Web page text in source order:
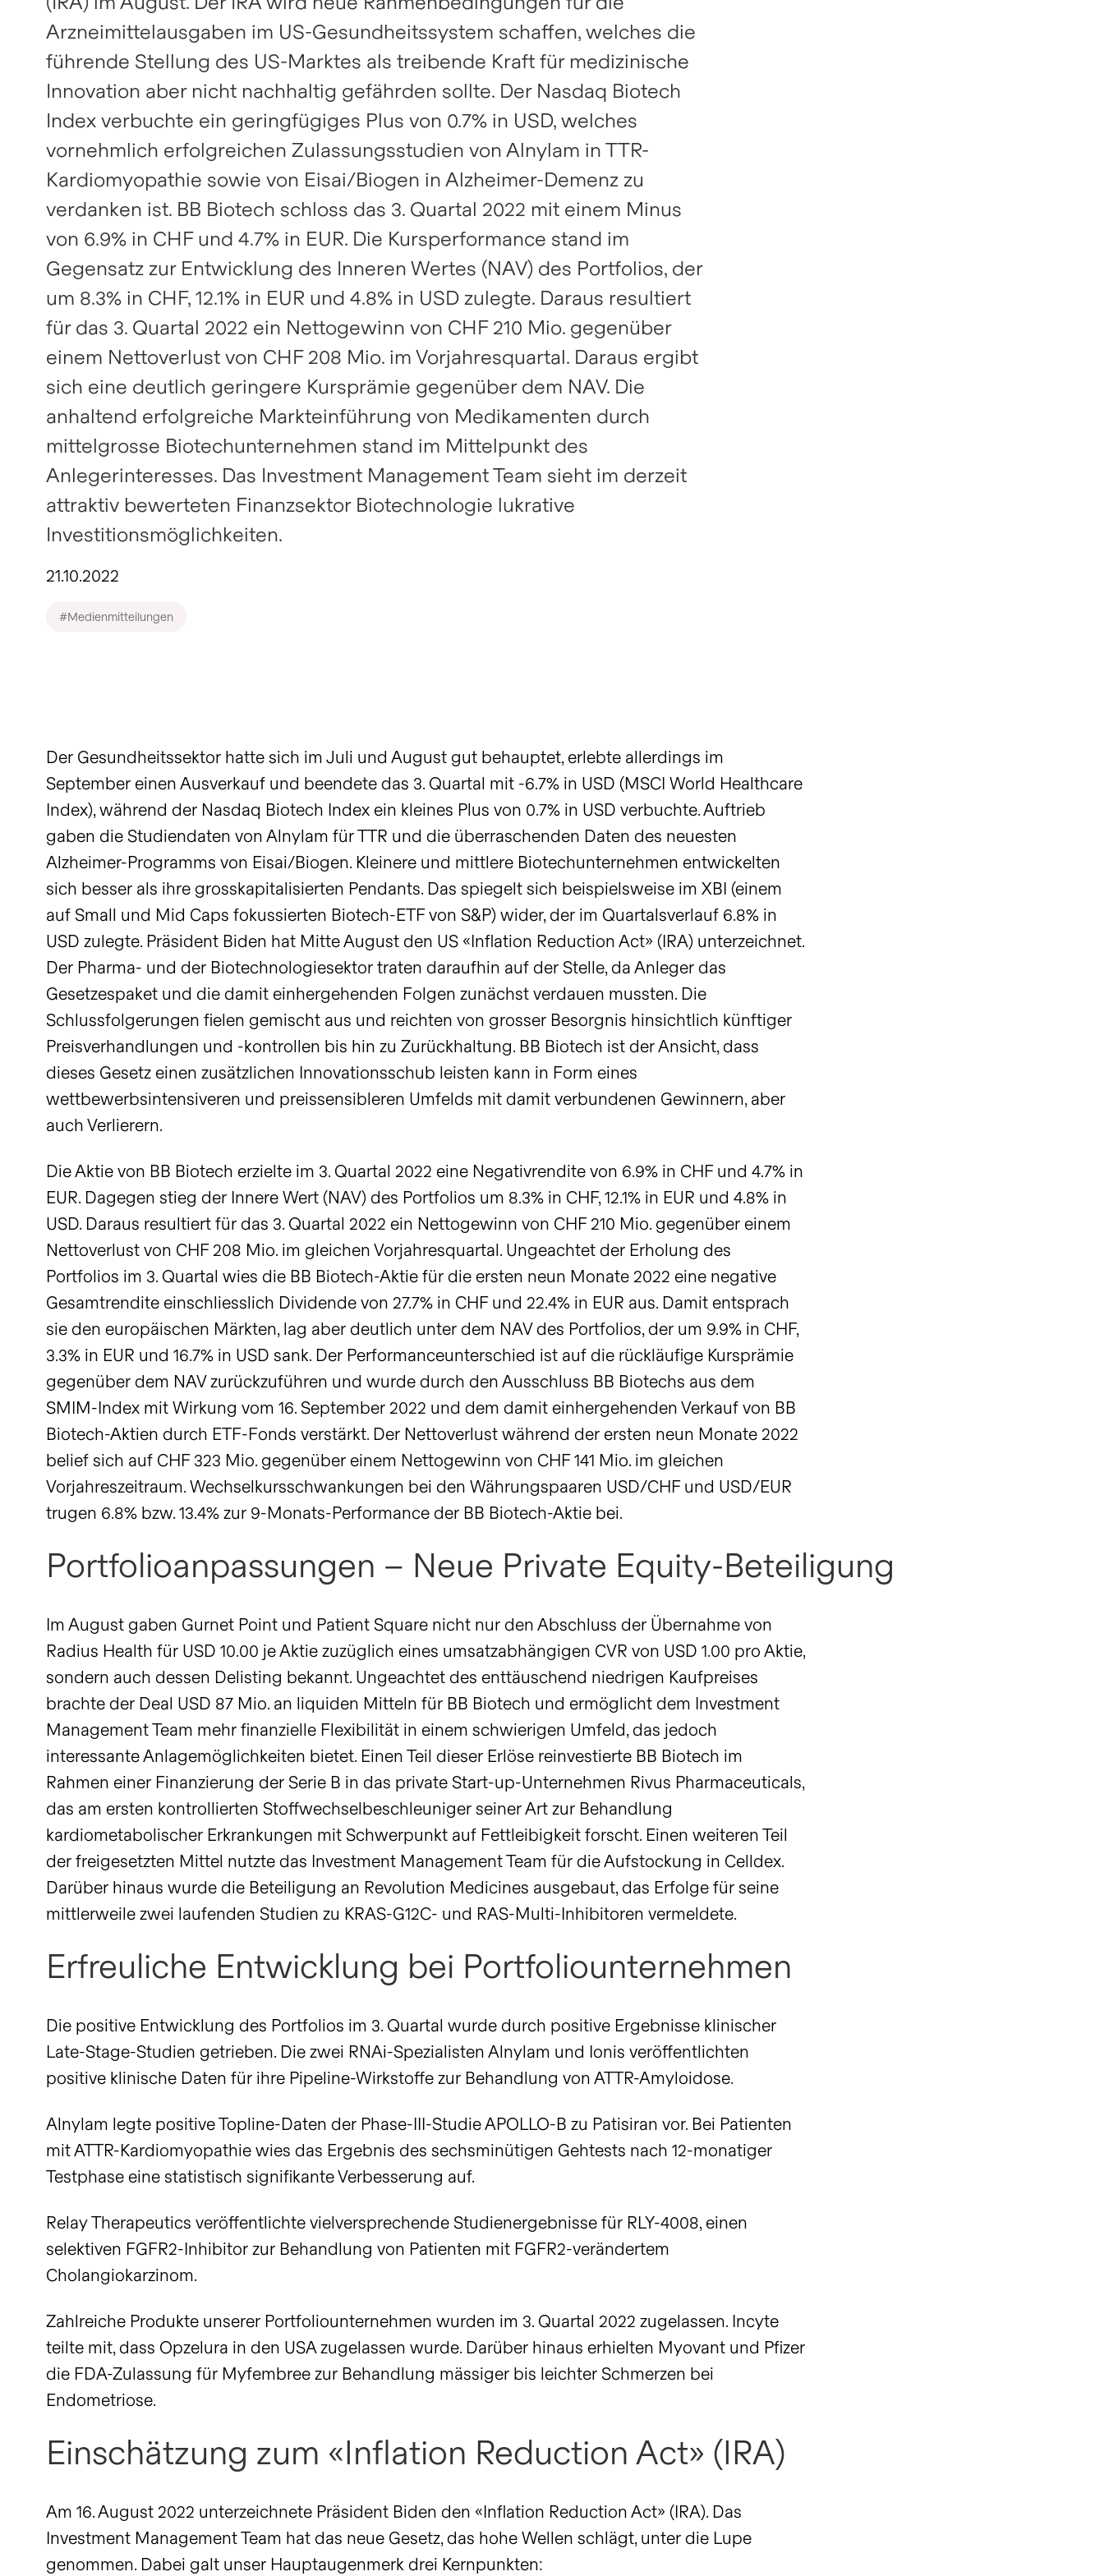
Innovationen im Bereich
Biotechnologie identifizieren
Nachfrage verändern das
Gesundheitswesen und
schaffen langfristige
Wertchancen für Investoren.
Ansicht
Know-how in nachhaltige
Werte umwandeln.
Ansicht
-11.2%vs NAV
Discount zum NAV
SIXXetra
Intraday-Charts anzeigen
Schlusskurse per 04.08.2026
Transaktionen
Transaktionen in eigene Aktien.
Verantwortungsvolles Investieren.
mehr Info
Ansicht Ansicht
Portfolioentwicklungen und
den wichtigsten Highlights.
Herunterladen
vollständige Transparenz
hinsichtlich der Ergebnisse
und der Finanzlage bieten.
Ansicht Ansicht
Arzneimittelausgaben im US-Gesundheitssystem schaffen, welches die
führende Stellung des US-Marktes als treibende Kraft für medizinische
Innovation aber nicht nachhaltig gefährden sollte. Der Nasdaq Biotech
Index verbuchte ein geringfügiges Plus von 0.7% in USD, welches
vornehmlich erfolgreichen Zulassungsstudien von Alnylam in TTR-
Kardiomyopathie sowie von Eisai/Biogen in Alzheimer-Demenz zu
verdanken ist. BB Biotech schloss das 3. Quartal 2022 mit einem Minus
von 6.9% in CHF und 4.7% in EUR. Die Kursperformance stand im
Gegensatz zur Entwicklung des Inneren Wertes (NAV) des Portfolios, der
um 8.3% in CHF, 12.1% in EUR und 4.8% in USD zulegte. Daraus resultiert
für das 3. Quartal 2022 ein Nettogewinn von CHF 210 Mio. gegenüber
einem Nettoverlust von CHF 208 Mio. im Vorjahresquartal. Daraus ergibt
sich eine deutlich geringere Kursprämie gegenüber dem NAV. Die
anhaltend erfolgreiche Markteinführung von Medikamenten durch
mittelgrosse Biotechunternehmen stand im Mittelpunkt des
Anlegerinteresses. Das Investment Management Team sieht im derzeit
attraktiv bewerteten Finanzsektor Biotechnologie lukrative
Investitionsmöglichkeiten.
21.10.2022
#Medienmitteilungen
Der Gesundheitssektor hatte sich im Juli und August gut behauptet, erlebte allerdings im
September einen Ausverkauf und beendete das 3. Quartal mit -6.7% in USD (MSCI World Healthcare
Index), während der Nasdaq Biotech Index ein kleines Plus von 0.7% in USD verbuchte. Auftrieb
gaben die Studiendaten von Alnylam für TTR und die überraschenden Daten des neuesten
Alzheimer-Programms von Eisai/Biogen. Kleinere und mittlere Biotechunternehmen entwickelten
sich besser als ihre grosskapitalisierten Pendants. Das spiegelt sich beispielsweise im XBI (einem
auf Small und Mid Caps fokussierten Biotech-ETF von S&P) wider, der im Quartalsverlauf 6.8% in
USD zulegte. Präsident Biden hat Mitte August den US «Inflation Reduction Act» (IRA) unterzeichnet.
Der Pharma- und der Biotechnologiesektor traten daraufhin auf der Stelle, da Anleger das
Gesetzespaket und die damit einhergehenden Folgen zunächst verdauen mussten. Die
Schlussfolgerungen fielen gemischt aus und reichten von grosser Besorgnis hinsichtlich künftiger
Preisverhandlungen und -kontrollen bis hin zu Zurückhaltung. BB Biotech ist der Ansicht, dass
dieses Gesetz einen zusätzlichen Innovationsschub leisten kann in Form eines
wettbewerbsintensiveren und preissensibleren Umfelds mit damit verbundenen Gewinnern, aber
auch Verlierern.
Die Aktie von BB Biotech erzielte im 3. Quartal 2022 eine Negativrendite von 6.9% in CHF und 4.7% in
EUR. Dagegen stieg der Innere Wert (NAV) des Portfolios um 8.3% in CHF, 12.1% in EUR und 4.8% in
USD. Daraus resultiert für das 3. Quartal 2022 ein Nettogewinn von CHF 210 Mio. gegenüber einem
Nettoverlust von CHF 208 Mio. im gleichen Vorjahresquartal. Ungeachtet der Erholung des
Portfolios im 3. Quartal wies die BB Biotech-Aktie für die ersten neun Monate 2022 eine negative
Gesamtrendite einschliesslich Dividende von 27.7% in CHF und 22.4% in EUR aus. Damit entsprach
sie den europäischen Märkten, lag aber deutlich unter dem NAV des Portfolios, der um 9.9% in CHF,
3.3% in EUR und 16.7% in USD sank. Der Performanceunterschied ist auf die rückläufige Kursprämie
gegenüber dem NAV zurückzuführen und wurde durch den Ausschluss BB Biotechs aus dem
SMIM-Index mit Wirkung vom 16. September 2022 und dem damit einhergehenden Verkauf von BB
Biotech-Aktien durch ETF-Fonds verstärkt. Der Nettoverlust während der ersten neun Monate 2022
belief sich auf CHF 323 Mio. gegenüber einem Nettogewinn von CHF 141 Mio. im gleichen
Vorjahreszeitraum. Wechselkursschwankungen bei den Währungspaaren USD/CHF und USD/EUR
trugen 6.8% bzw. 13.4% zur 9-Monats-Performance der BB Biotech-Aktie bei.
Portfolioanpassungen – Neue Private Equity-Beteiligung
Im August gaben Gurnet Point und Patient Square nicht nur den Abschluss der Übernahme von
Radius Health für USD 10.00 je Aktie zuzüglich eines umsatzabhängigen CVR von USD 1.00 pro Aktie,
sondern auch dessen Delisting bekannt. Ungeachtet des enttäuschend niedrigen Kaufpreises
brachte der Deal USD 87 Mio. an liquiden Mitteln für BB Biotech und ermöglicht dem Investment
Management Team mehr finanzielle Flexibilität in einem schwierigen Umfeld, das jedoch
interessante Anlagemöglichkeiten bietet. Einen Teil dieser Erlöse reinvestierte BB Biotech im
Rahmen einer Finanzierung der Serie B in das private Start-up-Unternehmen Rivus Pharmaceuticals,
das am ersten kontrollierten Stoffwechselbeschleuniger seiner Art zur Behandlung
kardiometabolischer Erkrankungen mit Schwerpunkt auf Fettleibigkeit forscht. Einen weiteren Teil
der freigesetzten Mittel nutzte das Investment Management Team für die Aufstockung in Celldex.
Darüber hinaus wurde die Beteiligung an Revolution Medicines ausgebaut, das Erfolge für seine
mittlerweile zwei laufenden Studien zu KRAS-G12C- und RAS-Multi-Inhibitoren vermeldete.
Erfreuliche Entwicklung bei Portfoliounternehmen
Die positive Entwicklung des Portfolios im 3. Quartal wurde durch positive Ergebnisse klinischer
Late-Stage-Studien getrieben. Die zwei RNAi-Spezialisten Alnylam und Ionis veröffentlichten
positive klinische Daten für ihre Pipeline-Wirkstoffe zur Behandlung von ATTR-Amyloidose.
Alnylam legte positive Topline-Daten der Phase-III-Studie APOLLO-B zu Patisiran vor. Bei Patienten
mit ATTR-Kardiomyopathie wies das Ergebnis des sechsminütigen Gehtests nach 12-monatiger
Testphase eine statistisch signifikante Verbesserung auf.
Relay Therapeutics veröffentlichte vielversprechende Studienergebnisse für RLY-4008, einen
selektiven FGFR2-Inhibitor zur Behandlung von Patienten mit FGFR2-verändertem
Cholangiokarzinom.
Zahlreiche Produkte unserer Portfoliounternehmen wurden im 3. Quartal 2022 zugelassen. Incyte
teilte mit, dass Opzelura in den USA zugelassen wurde. Darüber hinaus erhielten Myovant und Pfizer
die FDA-Zulassung für Myfembree zur Behandlung mässiger bis leichter Schmerzen bei
Endometriose.
Einschätzung zum «Inflation Reduction Act» (IRA)
Am 16. August 2022 unterzeichnete Präsident Biden den «Inflation Reduction Act» (IRA). Das
Investment Management Team hat das neue Gesetz, das hohe Wellen schlägt, unter die Lupe
genommen. Dabei galt unser Hauptaugenmerk drei Kernpunkten: